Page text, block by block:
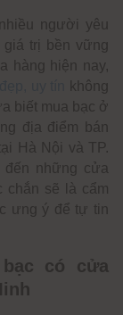
tại Hà Nội
người yêu
trị bền vững
hàng hiện nay,
không
biết mua bạc ở
địa điểm bán
Hà Nội và TP.
những cửa
chắn sẽ là cẩm
ưng ý để tự tin
có cửa